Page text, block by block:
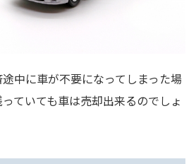
中に車が不要になってしまった場
ていても車は売却出来るのでしょ